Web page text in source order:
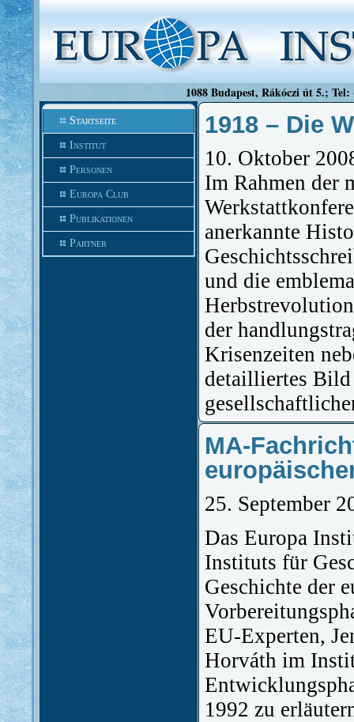
1088 Budapest, Rákóczi út 5.;
Startseite
Institut
Personen
Europa Club
Publikationen
Partner
1918 – Die
10. Oktober
Im Rahmen der
anerkannte
und die
der
Krisenzeiten
detailliertes
MA-
25. September
Das Europa
Instituts für
Geschichte der
EU-Experten,
Horváth im
1992 zu